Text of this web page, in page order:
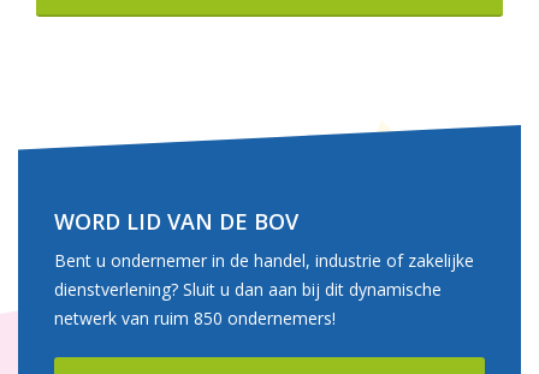
WORD LID VAN DE BOV
Bent u ondernemer in de handel, industrie of zakelijke
dienstverlening? Sluit u dan aan bij dit dynamische
netwerk van ruim 850 ondernemers!